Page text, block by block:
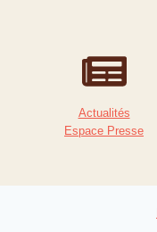
Actualités
Espace Presse